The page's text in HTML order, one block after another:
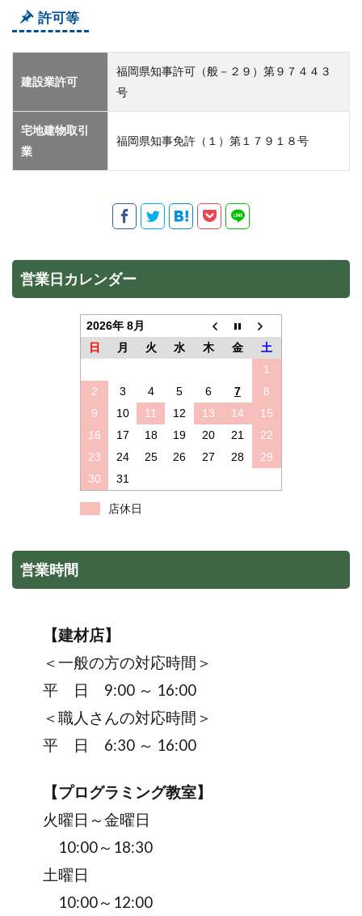
許可等
建設業許可
福岡県知事許可（般－２９）第９７４４３
号
宅地建物取引
業
福岡県知事免許（１）第１７９１８号
営業日カレンダー
2026年 8月
日
月 火 水 木 金
土
1
2
3 4 5 6 7
8
9
10 11 12 13 14
15
16
17 18 19 20 21
22
23
24 25 26 27 28
29
30
31
店休日
営業時間
【建材店】
＜一般の方の対応時間＞
平 日 9:00 ～ 16:00
＜職人さんの対応時間＞
平 日 6:30 ～ 16:00
【プログラミング教室】
火曜日～金曜日
10:00～18:30
土曜日
10:00～12:00